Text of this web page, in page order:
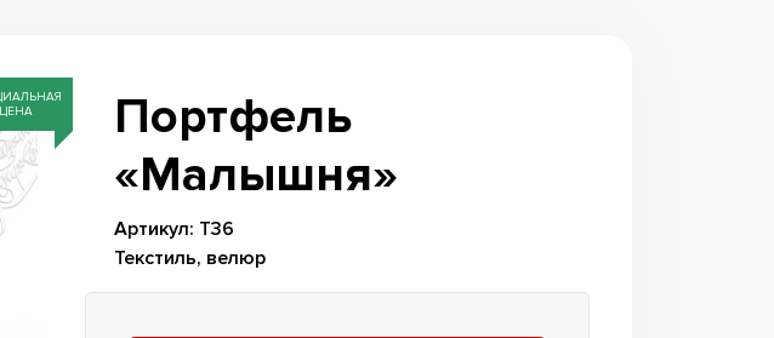
ЦЕНА
Портфель
«Малышня»
Артикул: Т36
Текстиль, велюр